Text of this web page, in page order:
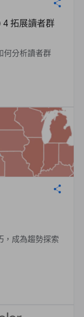
拓展讀者群
何分析讀者群
，成為趨勢探索